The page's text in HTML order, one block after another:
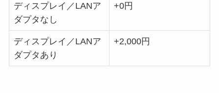
ディスプレイ／LANア
ダプタなし
+0円
ディスプレイ／LANア
ダプタあり
+2,000円